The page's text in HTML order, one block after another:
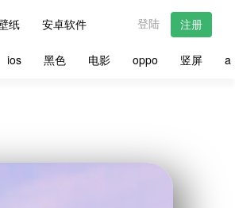
纸 安卓软件 登陆 注册
ios 黑色 电影 oppo 竖屏 a